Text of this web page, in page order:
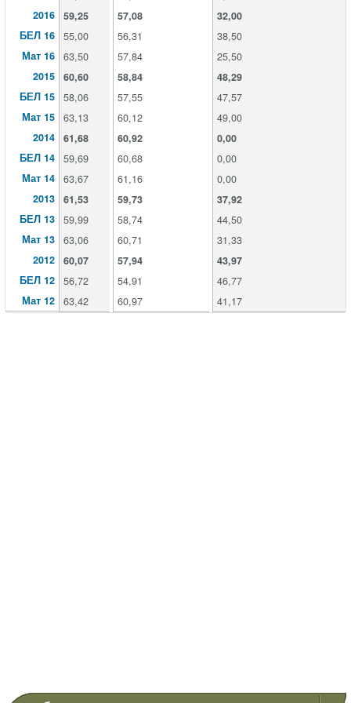
2016
БЕЛ 16
Мат 16
2015
БЕЛ 15
Мат 15
2014
БЕЛ 14
Мат 14
2013
БЕЛ 13
Мат 13
2012
БЕЛ 12
Мат 12
59,25
55,00
63,50
60,60
58,06
63,13
61,68
59,69
63,67
61,53
59,99
63,06
60,07
56,72
63,42
57,08
56,31
57,84
58,84
57,55
60,12
60,92
60,68
61,16
59,73
58,74
60,71
57,94
54,91
60,97
32,00
38,50
25,50
48,29
47,57
49,00
0,00
0,00
0,00
37,92
44,50
31,33
43,97
46,77
41,17